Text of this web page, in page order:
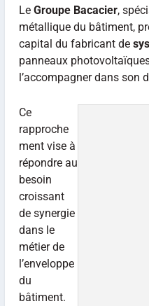
Le Groupe Bacacier,
métallique du bâtiment,
capital du fabricant de
panneaux
l’accompagner dans son
Ce
rapproche
ment vise à
répondre au
besoin
croissant
de synergie
dans le
métier de
l’enveloppe
du
bâtiment.